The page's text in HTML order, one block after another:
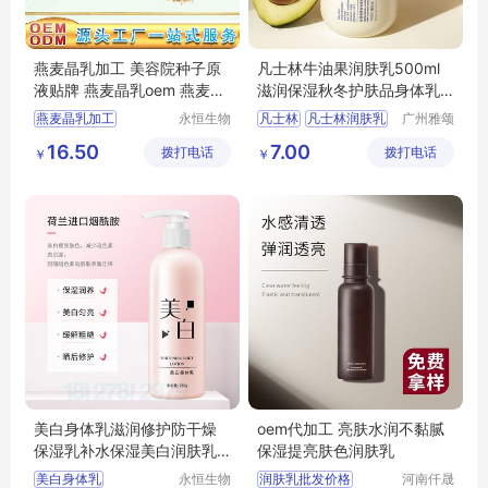
燕麦晶乳加工 美容院种子原
液贴牌 燕麦晶乳oem 燕麦晶
乳生产厂家
燕麦晶乳加工
燕麦晶乳oem
永恒生物
（广州）
￥ 16.50 拨打电话
凡士林牛油果润肤乳500ml
滋润保湿秋冬护肤品身体乳
批发
凡士林 凡士林润肤乳
牛油果身体乳
广州雅颂
造有限公
￥ 7.00 拨打电话
美白身体乳滋润修护防干燥
保湿乳补水保湿美白润肤乳
秋冬护肤
美白身体乳 永恒生物
oem代加工 亮肤水润不黏腻
保湿提亮肤色润肤乳
润肤乳批发价格 河南仟晟